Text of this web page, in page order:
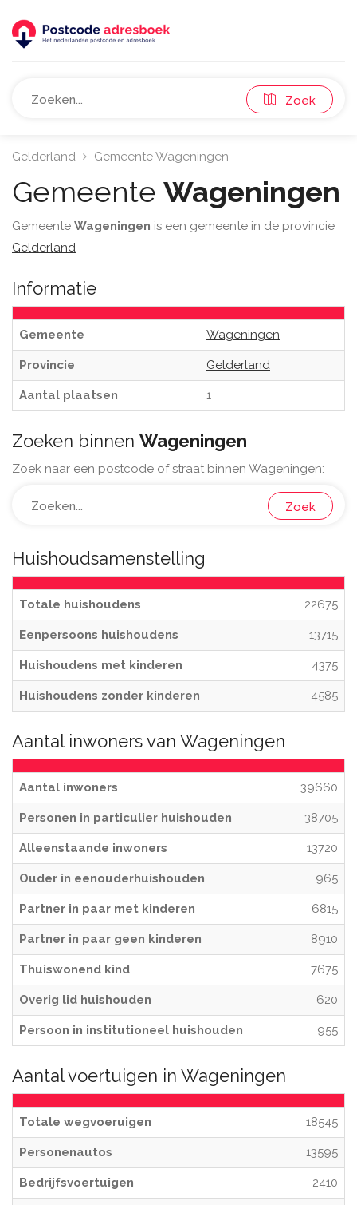
Zoek
Gelderland Gemeente Wageningen
Gemeente Wageningen
Gemeente Wageningen is een gemeente in de provincie
Gelderland
Informatie
Gemeente Wageningen
Provincie Gelderland
Aantal plaatsen 1
Zoeken binnen Wageningen
Zoek naar een postcode of straat binnen Wageningen:
Zoek
Huishoudsamenstelling
Totale huishoudens 22675
Eenpersoons huishoudens 13715
Huishoudens met kinderen 4375
Huishoudens zonder kinderen 4585
Aantal inwoners van Wageningen
Aantal inwoners 39660
Personen in particulier huishouden 38705
Alleenstaande inwoners 13720
Ouder in eenouderhuishouden 965
Partner in paar met kinderen 6815
Partner in paar geen kinderen 8910
Thuiswonend kind 7675
Overig lid huishouden 620
Persoon in institutioneel huishouden 955
Aantal voertuigen in Wageningen
Totale wegvoeruigen 18545
Personenautos 13595
Bedrijfsvoertuigen 2410